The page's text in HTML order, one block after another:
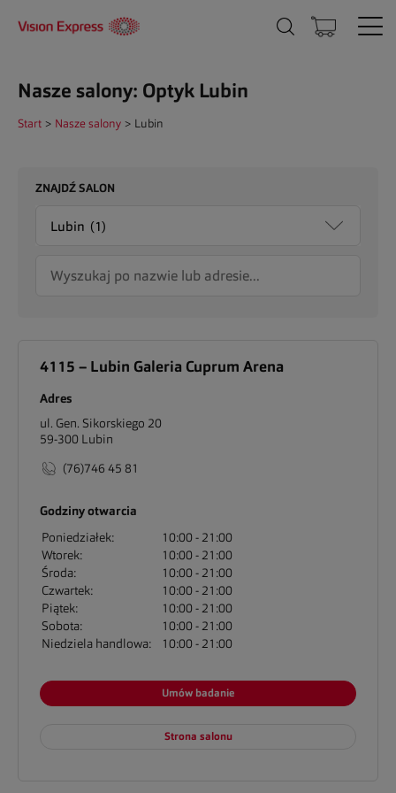
Nasze salony: Optyk Lubin
Start > Nasze salony > Lubin
ZNAJDŹ SALON
4115 – Lubin Galeria Cuprum Arena
Adres
ul. Gen. Sikorskiego 20
59-300 Lubin
(76)746 45 81
Godziny otwarcia
Poniedziałek: 10:00
21:00
Wtorek:
10:00
21:00
Środa:
10:00
21:00
Czwartek:
10:00
21:00
Piątek:
10:00
21:00
Sobota:
10:00
21:00
Niedziela handlowa:
10:00 21:00
Umów badanie
Strona salonu